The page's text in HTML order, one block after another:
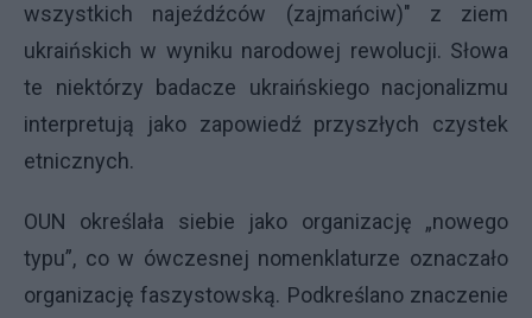
wszystkich najeźdźców (zajmańciw)" z ziem
ukraińskich w wyniku narodowej rewolucji. Słowa
te niektórzy badacze ukraińskiego nacjonalizmu
interpretują jako zapowiedź przyszłych czystek
etnicznych.
OUN określała siebie jako organizację „nowego
typu”, co w ówczesnej nomenklaturze oznaczało
organizację faszystowską. Podkreślano znaczenie